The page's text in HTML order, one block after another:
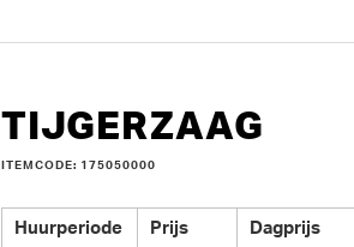
TIJGERZAAG
ITEMCODE: 175050000
Huurperiode Prijs Dagprijs